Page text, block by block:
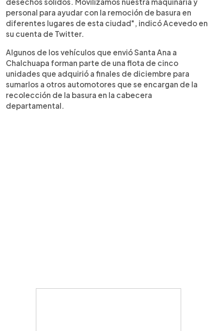
personal para ayudar con la remoción de basura en
diferentes lugares de esta ciudad", indicó Acevedo en
su cuenta de Twitter.
Algunos de los vehículos que envió Santa Ana a
Chalchuapa forman parte de una flota de cinco
unidades que adquirió a finales de diciembre para
sumarlos a otros automotores que se encargan de la
recolección de la basura en la cabecera
departamental.